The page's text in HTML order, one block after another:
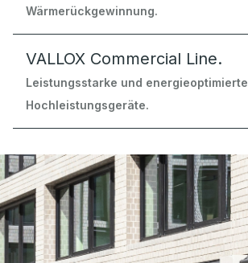
Wärmerückgewinnung.
VALLOX Commercial Line.
Leistungsstarke und energieoptimierte
Hochleistungsgeräte.